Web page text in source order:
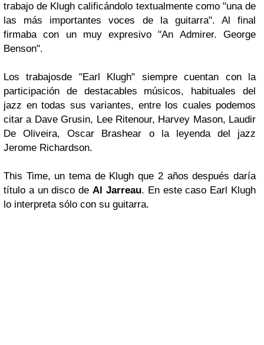
trabajo de Klugh calificándolo textualmente como "una de
las más importantes voces de la guitarra". Al final
firmaba con un muy expresivo"An Admirer.George
Benson".
Los trabajosde "Earl Klugh" siempre cuentan con la
participación de destacables músicos, habituales del
jazz en todas sus variantes, entre los cuales podemos
citar a Dave Grusin, Lee Ritenour, Harvey Mason, Laudir
De Oliveira, Oscar Brashear o la leyenda del jazz
Jerome Richardson.
This Time, un tema de Klugh que 2 años después daría
título a un disco deAl Jarreau. En este caso Earl Klugh
lo interpreta sólo con su guitarra.